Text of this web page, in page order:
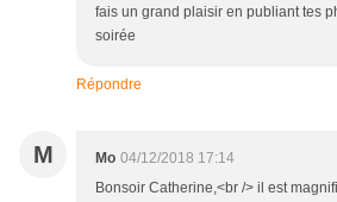
fais un grand plaisir en publiant tes
soirée
Répondre
M Mo 04/12/2018 17:14
Bonsoir Catherine,<br /> il est